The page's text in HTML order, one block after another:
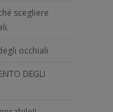
scegliere
occhiali
DEGLI